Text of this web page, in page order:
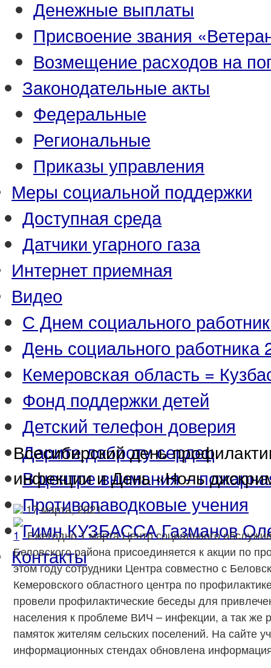
Денежные выплаты
Присвоение звания
Возмещение расходов на
Законодательные акты
Федеральные
Региональные
Приказы управления
Меры социальной поддержки
Доступная среда
Датчики угарного газа
Интернет приемная
Видео
С Днем социального
День социального работника
Кемеровская область =
Фонд поддержки детей
Детский телефон доверия
Дарите доброту сердец
В центре внимания –
Противопаводковые учения
Гимн КУЗБАССА Газманов
Контакты
Всесибирский день
инфекции и День «Ноль
17 марта, 2021
Ежегодно 1 марта Центр социального
Беловского района присоединяется к акции по
этом году сотрудники Центра совместно с
Кемеровского областного центра по
провели профилактические беседы для
населения к проблеме ВИЧ – инфекции, а так же
памяток жителям сельских поселений. На сайте
информационных стендах обновлена